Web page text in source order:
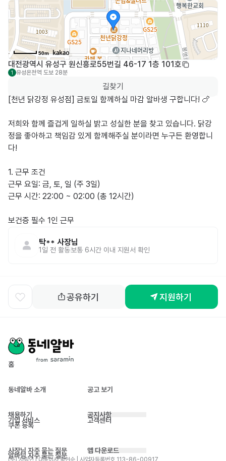
50m
대전광역시 유성구 원신흥로55번길 46-17 1층 101호
1 유성온천역 도보 28분
길찾기
[천년 닭강정 유성점] 금토일 함께하실 마감 알바생 구합니다! 🍗
저희와 함께 즐겁게 일하실 밝고 성실한 분을 찾고 있습니다. 닭강
정을 좋아하고 책임감 있게 함께해주실 분이라면 누구든 환영합니
다!
​1. 근무 조건
​근무 요일: 금, 토, 일 (주 3일)
​근무 시간: 22:00 ~ 02:00 (총 12시간)
보건증 필수 1인 근무
탁** 사장님
1일 전 활동보통 6시간 이내 지원서 확인
공유하기 지원하기
홈
동네알바 소개 공고 보기
채용하기
기업 서비스
쿠폰 등록
공지사항
고객센터
사장님 자주 묻는 질문
알바님 자주 묻는 질문
앱 다운로드
(주) 사람인 | 대표이사 황현순 | 사업자등록번호 113-86-00917